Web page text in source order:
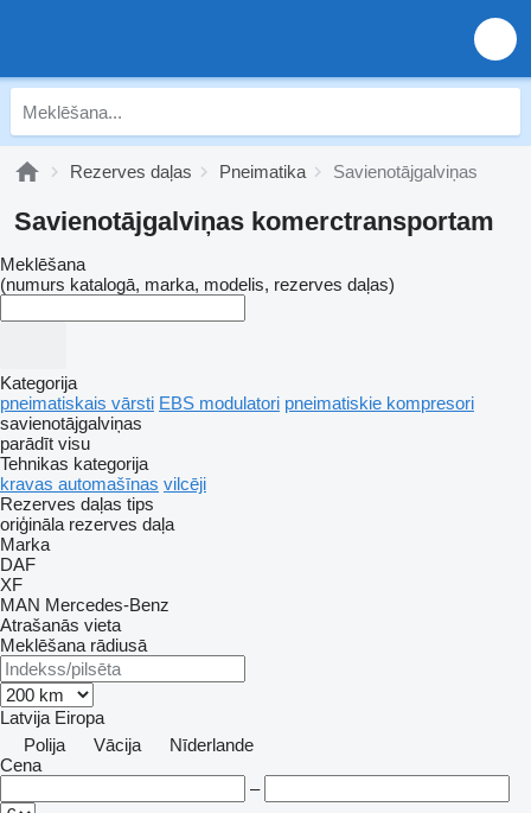
Rezerves daļas Pneimatika Savienotājgalviņas
Savienotājgalviņas komerctransportam
Meklēšana
(numurs katalogā, marka, modelis, rezerves daļas)
Kategorija
pneimatiskais vārsti EBS modulatori pneimatiskie kompresori
savienotājgalviņas
parādīt visu
Tehnikas kategorija
kravas automašīnas vilcēji
Rezerves daļas tips
oriģināla rezerves daļa
Marka
DAF
XF
MAN Mercedes-Benz
Atrašanās vieta
Meklēšana rādiusā
Latvija Eiropa
Polija
Vācija
Nīderlande
Cena
–